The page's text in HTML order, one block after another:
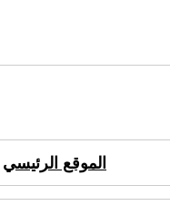
الموقع الرئيسي